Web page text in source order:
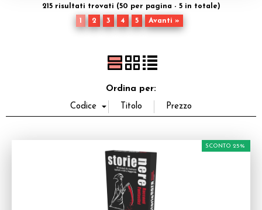
Accessori
Giocattoli e Gadget
215 risultati trovati (50 per pagina - 5 in totale)
1
2 3 4 5 Avanti »
Ordina per:
SCONTO 25%